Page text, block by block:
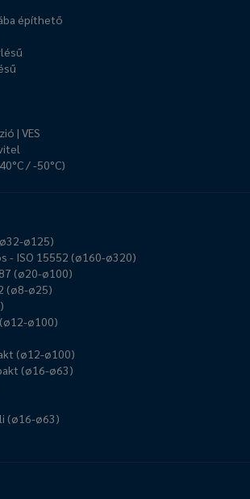
építhető
| VES
/ -50°C)
ø125)
- ISO 15552 (ø160-ø320)
(ø20-ø100)
(ø8-ø25)
ø100)
(ø12-ø100)
(ø16-ø63)
(ø16-ø63)